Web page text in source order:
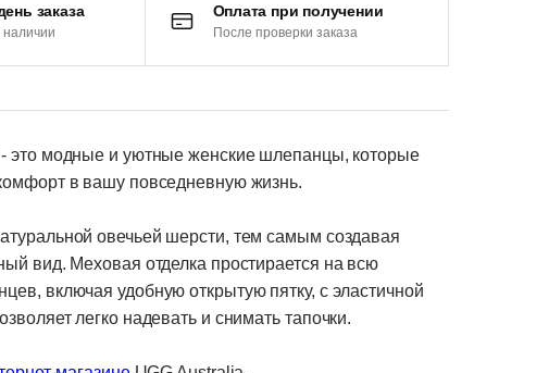
заказа Оплата при получении
После проверки заказа
- это модные и уютные женские шлепанцы, которые
в вашу повседневную жизнь.
овечьей шерсти, тем самым создавая
вид. Меховая отделка простирается на всю
включая удобную открытую пятку, с эластичной
легко надевать и снимать тапочки.